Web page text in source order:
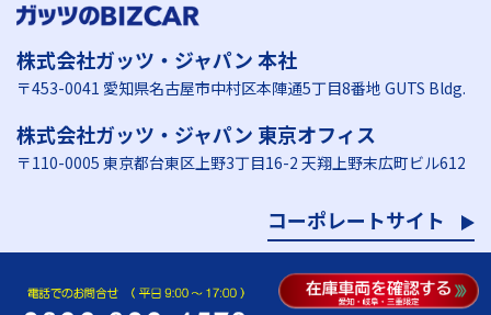
株式会社ガッツ・ジャパン 本社
〒453-0041 愛知県名古屋市中村区本陣通5丁目8番地 GUTS Bldg.
株式会社ガッツ・ジャパン 東京オフィス
〒110-0005 東京都台東区上野3丁目16-2 天翔上野末広町ビル612
コーポレートサイト